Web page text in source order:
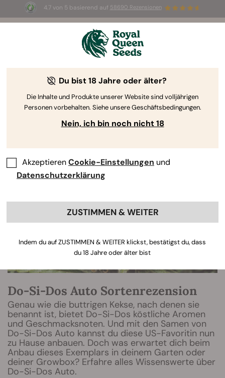
4.7 von 5 basierend auf 58690 Rezensionen
☀️ Sommer-Sale: Bis zu 50 % Rabatt
auf ausgewählte Produkte! ⏤
The RQS Blog
Do-Si-Dos Auto Sortenrezension
Genau wie die buttrigen Kekse, nach denen sie
benannt ist, bietet Do-Si-Dos köstliche Aromen
und Geschmacksnoten. Und mit den Samen von
Do-Si-Dos Auto kannst du diese US-Favoritin nun
zu Hause anbauen. Doch was erwartet dich beim
Anbau dieses Exemplars in deinem Garten oder
deiner Growbox? Erfahre alles Wissenswerte über
Do-Si-Dos Auto.
Du bist 18 Jahre oder älter?
Die Inhalte und Produkte unserer Website sind volljährigen
Personen vorbehalten. Siehe unsere Geschäftsbedingungen.
Nein, ich bin noch nicht 18
AkzeptierenCookie-Einstellungen und
Datenschutzerklärung
ZUSTIMMEN & WEITER
Indem du auf ZUSTIMMEN & WEITER klickst, bestätigst du, dass
du 18 Jahre oder älter bist